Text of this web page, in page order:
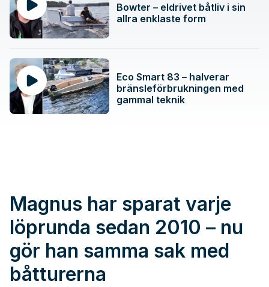
Bowter – eldrivet båtliv i sin
allra enklaste form
Eco Smart 83 – halverar
bränsleförbrukningen med
gammal teknik
Magnus har sparat varje
löprunda sedan 2010 – nu
gör han samma sak med
båtturerna